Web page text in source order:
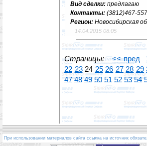
Вид сделки: предлагаю
Контакты: (3812)467-
Регион: Новосибирская
14.04.2015 08:05
Страницы: << пред
22 2324 25 26 27 28 29
47 48 49 50 51 52 53 54
При использовании материалов сайта ссылка на источник